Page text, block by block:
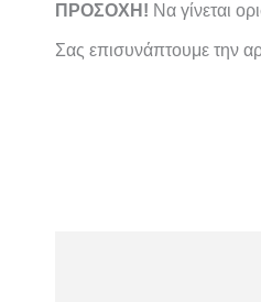
ΠΡΟΣΟΧΗ! Να γίνεται
Σας επισυνάπτουμε την